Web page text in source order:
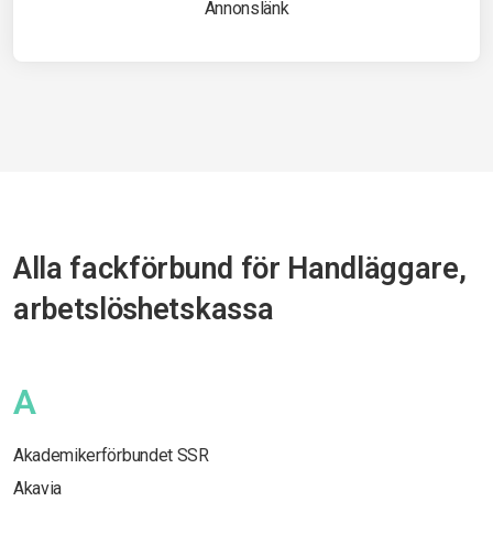
Annonslänk
Alla fackförbund för Handläggare,
arbetslöshetskassa
A
Akademikerförbundet SSR
Akavia